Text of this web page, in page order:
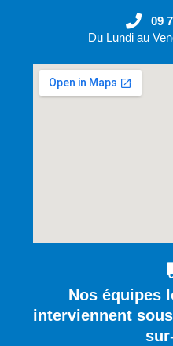
09
Du Lundi au
Nos équipes
interviennent